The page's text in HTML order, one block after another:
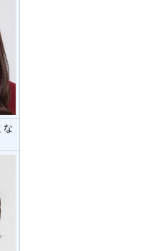
な